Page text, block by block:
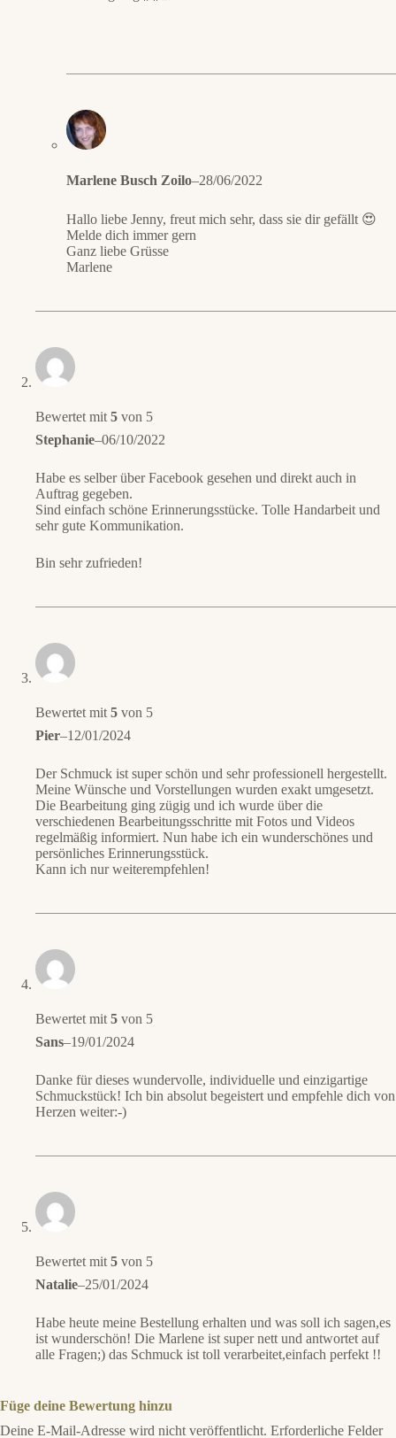
Marlene Busch Zoilo–28/06/2022
Hallo liebe Jenny, freut mich sehr, dass sie dir gefällt 😍
Melde dich immer gern
Ganz liebe Grüsse
Marlene
Bewertet mit 5 von 5
Stephanie–06/10/2022
Habe es selber über Facebook gesehen und direkt auch in
Auftrag gegeben.
Sind einfach schöne Erinnerungsstücke. Tolle Handarbeit und
sehr gute Kommunikation.
Bin sehr zufrieden!
Bewertet mit 5 von 5
Pier–12/01/2024
Der Schmuck ist super schön und sehr professionell hergestellt.
Meine Wünsche und Vorstellungen wurden exakt umgesetzt.
Die Bearbeitung ging zügig und ich wurde über die
verschiedenen Bearbeitungsschritte mit Fotos und Videos
regelmäßig informiert. Nun habe ich ein wunderschönes und
persönliches Erinnerungsstück.
Kann ich nur weiterempfehlen!
Bewertet mit 5 von 5
Sans–19/01/2024
Danke für dieses wundervolle, individuelle und einzigartige
Schmuckstück! Ich bin absolut begeistert und empfehle dich von
Herzen weiter:-)
Bewertet mit 5 von 5
Natalie–25/01/2024
Habe heute meine Bestellung erhalten und was soll ich sagen,es
ist wunderschön! Die Marlene ist super nett und antwortet auf
alle Fragen;) das Schmuck ist toll verarbeitet,einfach perfekt !!
Füge deine Bewertung hinzu
Deine E-Mail-Adresse wird nicht veröffentlicht. Erforderliche Felder